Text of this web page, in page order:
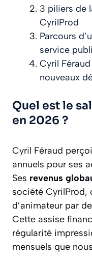
3 piliers de
CyrilProd
Parcours
service
Cyril
nouveaux
Quel est le
en 2026 ?
Cyril Féraud
annuels pour ses
Ses revenus
société CyrilProd,
d’animateur par
Cette assise
régularité
mensuels que